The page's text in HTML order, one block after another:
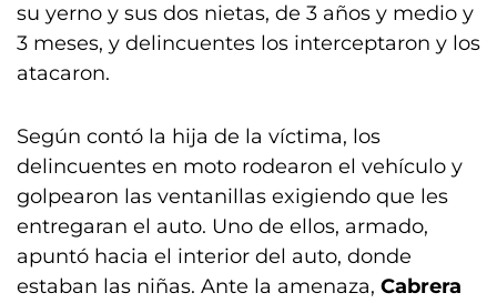
su yerno y sus dos nietas, de 3 años y medio y
3 meses, y delincuentes los interceptaron y los
atacaron.
Según contó la hija de la víctima, los
delincuentes en moto rodearon el vehículo y
golpearon las ventanillas exigiendo que les
entregaran el auto. Uno de ellos, armado,
apuntó hacia el interior del auto, donde
estaban las niñas. Ante la amenaza, Cabrera